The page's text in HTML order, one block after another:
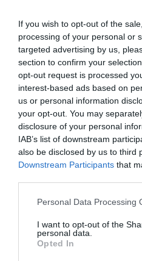
If you wish to opt-out of the
processing of your personal or
targeted advertising by us,
section to confirm your
opt-out request is processed
interest-based ads based on
us or personal information
your opt-out. You may
disclosure of your personal
IAB’s list of downstream
also be disclosed by us to third
Downstream Participants that
Personal Data Processing
I want to opt-out of the
personal data.
Opted In
Asistencial
En la web
impulsores
replicarse
"Infarma
de
historia”
Noticias y
27 de
Infarma